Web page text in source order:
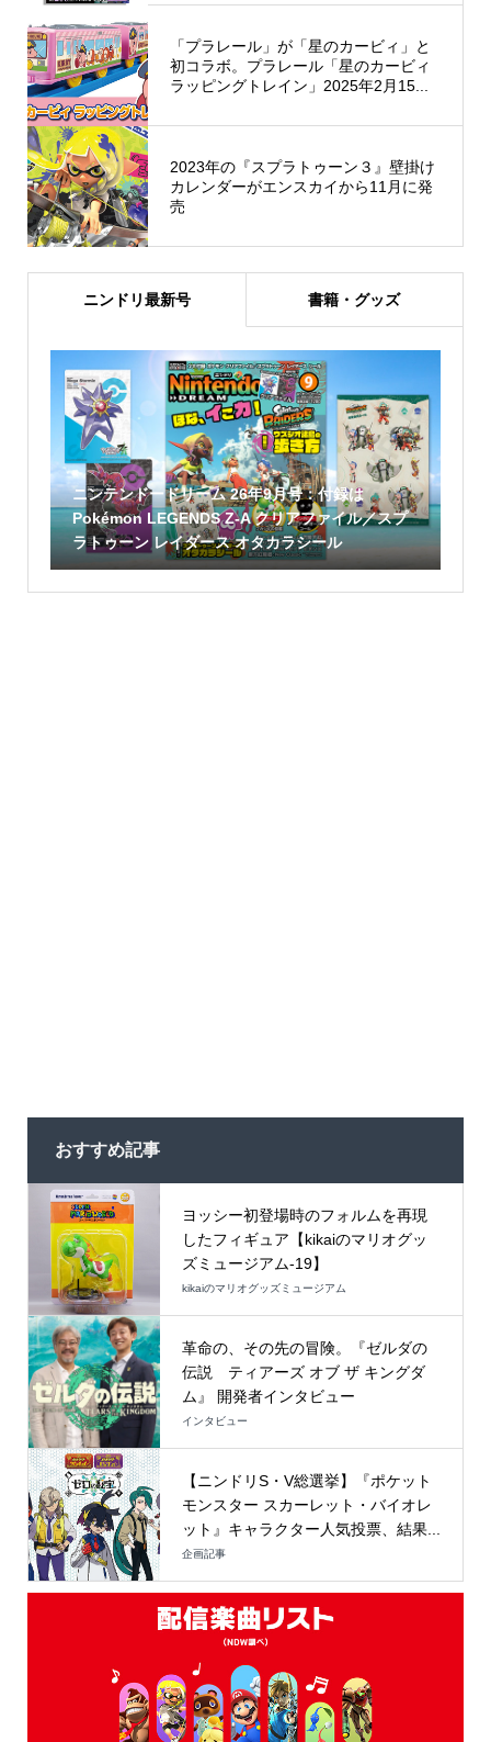
「プラレール」が「星のカービィ」と
初コラボ。プラレール「星のカービィ
ラッピングトレイン」2025年2月15...
2023年の『スプラトゥーン３』壁掛け
カレンダーがエンスカイから11月に発
売
ニンドリ最新号 書籍・グッズ
ニンテンドードリーム 26年9月号：付録は
Pokémon LEGENDS Z-A クリアファイル／スプ
ラトゥーン レイダース オタカラシール
おすすめ記事
ヨッシー初登場時のフォルムを再現
したフィギュア【kikaiのマリオグッ
ズミュージアム-19】
kikaiのマリオグッズミュージアム
革命の、その先の冒険。『ゼルダの
伝説 ティアーズ オブ ザ キングダ
ム』 開発者インタビュー
インタビュー
【ニンドリS・V総選挙】『ポケット
モンスター スカーレット・バイオレ
ット』キャラクター人気投票、結果...
企画記事